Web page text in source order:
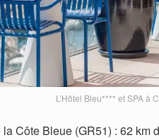
L’Hôtel Bleu**** et SPA à
Côte Bleue (GR51) : 62 km